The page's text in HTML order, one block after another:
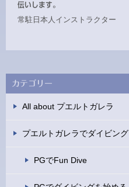
伝いします。
常駐日本人インストラクター
カテゴリー
All about プエルトガレラ
プエルトガレラでダイビング
PGでFun Dive